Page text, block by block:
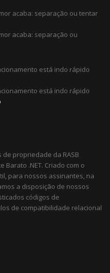
acaba: separação ou tentar
acaba: separação ou
está indo rápido
está indo rápido
propriedade da RASB
Barato .NET. Criado com o
para nossos assinantes, na
a disposição de nossos
códigos de
de compatibilidade relacional